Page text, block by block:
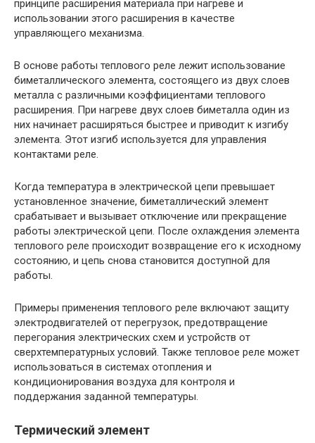
принципе расширения материала при нагреве и
использовании этого расширения в качестве
управляющего механизма.
В основе работы теплового реле лежит использование
биметаллического элемента, состоящего из двух слоев
металла с различными коэффициентами теплового
расширения. При нагреве двух слоев биметалла один из
них начинает расширяться быстрее и приводит к изгибу
элемента. Этот изгиб используется для управления
контактами реле.
Когда температура в электрической цепи превышает
установленное значение, биметаллический элемент
срабатывает и вызывает отключение или прекращение
работы электрической цепи. После охлаждения элемента
теплового реле происходит возвращение его к исходному
состоянию, и цепь снова становится доступной для
работы.
Примеры применения теплового реле включают защиту
электродвигателей от перегрузок, предотвращение
перегорания электрических схем и устройств от
сверхтемпературных условий. Также тепловое реле может
использоваться в системах отопления и
кондиционирования воздуха для контроля и
поддержания заданной температуры.
Термический элемент